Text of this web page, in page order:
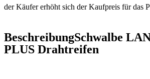
der Käufer erhöht sich der Kaufpreis für das
BeschreibungSchwalbe
PLUS Drahtreifen